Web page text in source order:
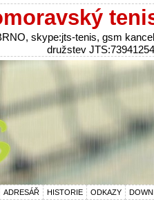
skype:jts-tenis, gsm
družstev
ADRESÁŘ HISTORIE ODKAZY